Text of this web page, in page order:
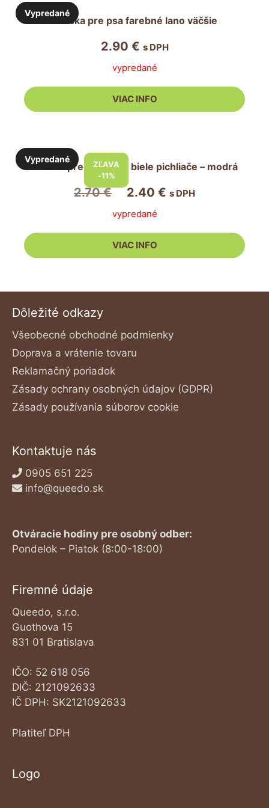
Hračka pre psa farebné lano väčšie
2.90 € s DPH
vypredané
Vypredané
VIAC INFO
ZĽAVA
-11%
Hračka pre psa lopta biele pichliače – modrá
2.70€
Pôvodná
cena
2.70 €.
2.40 € Aktuálna
s DPH
vypredané
Vypredané
VIAC INFO
Dôležité odkazy
Všeobecné obchodné podmienky
Doprava a vrátenie tovaru
Reklamačný poriadok
Zásady ochrany osobných údajov (GDPR)
Zásady používania súborov cookie
Kontaktuje nás
0905 651 225
info@queedo.sk
Otváracie hodiny pre osobný odber:
Pondelok – Piatok (8:00-18:00)
Firemné údaje
Queedo, s.r.o.
Guothova 15
831 01 Bratislava
IČO: 52 618 056
DIČ: 2121092633
IČ DPH: SK2121092633
Platiteľ DPH
Logo